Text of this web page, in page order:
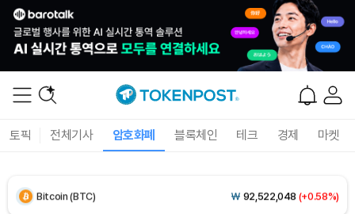
토픽 전체기사 암호화폐 블록체인 테크 경제 마켓
Solana (SOL) ₩ 104,801(+0.31%)
Bitcoin (BTC) ₩ 92,522,048 (+0.58%)